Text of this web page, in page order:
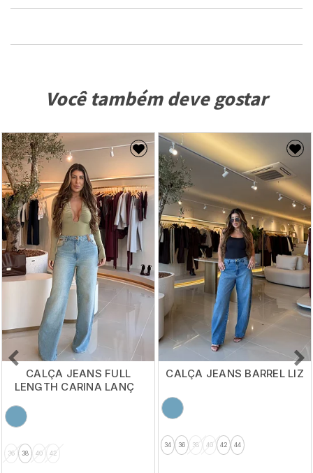
Você também deve gostar
CALÇA JEANS FULL
LENGTH CARINA LANÇA
36 38 40 42
CALÇA JEANS BARREL LIZ
34 36 38 40 42 44